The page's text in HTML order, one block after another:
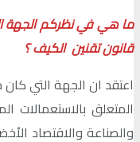
ما هي في نظركم الجهة
قانون تقنين الكيف ؟
اعتقد ان الجهة التي
المتعلق بالاستعمالات
والصناعة والاقتصاد